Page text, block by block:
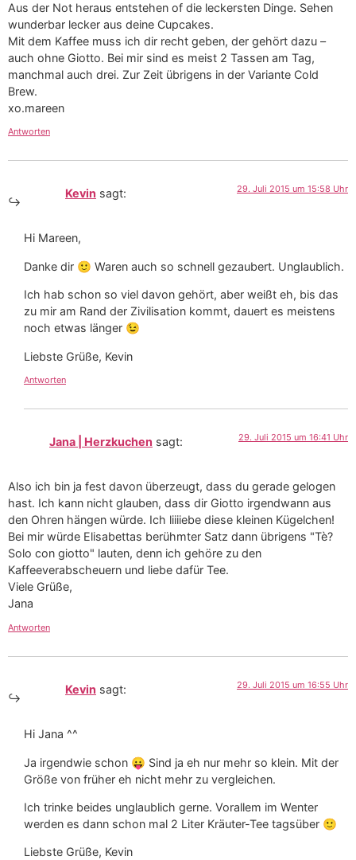
Aus der Not heraus entstehen of die leckersten Dinge. Sehen
wunderbar lecker aus deine Cupcakes.
Mit dem Kaffee muss ich dir recht geben, der gehört dazu –
auch ohne Giotto. Bei mir sind es meist 2 Tassen am Tag,
manchmal auch drei. Zur Zeit übrigens in der Variante Cold
Brew.
xo.mareen
Antworten
Kevin sagt: 29. Juli 2015 um 15:58 Uhr
Hi Mareen,
Danke dir 🙂 Waren auch so schnell gezaubert. Unglaublich.
Ich hab schon so viel davon gehört, aber weißt eh, bis das
zu mir am Rand der Zivilisation kommt, dauert es meistens
noch etwas länger 😉
Liebste Grüße, Kevin
Antworten
Jana | Herzkuchen sagt: 29. Juli 2015 um 16:41 Uhr
Also ich bin ja fest davon überzeugt, dass du gerade gelogen
hast. Ich kann nicht glauben, dass dir Giotto irgendwann aus
den Ohren hängen würde. Ich liiiiebe diese kleinen Kügelchen!
Bei mir würde Elisabettas berühmter Satz dann übrigens "Tè?
Solo con giotto" lauten, denn ich gehöre zu den
Kaffeeverabscheuern und liebe dafür Tee.
Viele Grüße,
Jana
Antworten
Kevin sagt: 29. Juli 2015 um 16:55 Uhr
Hi Jana ^^
Ja irgendwie schon 😛 Sind ja eh nur mehr so klein. Mit der
Größe von früher eh nicht mehr zu vergleichen.
Ich trinke beides unglaublich gerne. Vorallem im Wenter
werden es dann schon mal 2 Liter Kräuter-Tee tagsüber 🙂
Liebste Grüße, Kevin